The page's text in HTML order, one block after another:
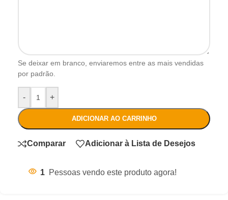
Se deixar em branco, enviaremos entre as mais vendidas
por padrão.
- +
ADICIONAR AO CARRINHO
Comparar Adicionar à Lista de Desejos
1 Pessoas vendo este produto agora!